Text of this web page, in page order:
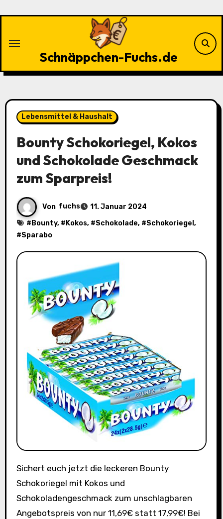
Schnäppchen-Fuchs.de
Lebensmittel & Haushalt
Bounty Schokoriegel, Kokos
und Schokolade Geschmack
zum Sparpreis!
Von fuchs
11. Januar 2024
# Bounty, # Kokos, #Schokolade, #Schokoriegel ,
#Sparabo
Sichert euch jetzt die leckeren Bounty
Schokoriegel mit Kokos und
Schokoladengeschmack zum unschlagbaren
Angebotspreis von nur 11,69€ statt 17,99€! Bei